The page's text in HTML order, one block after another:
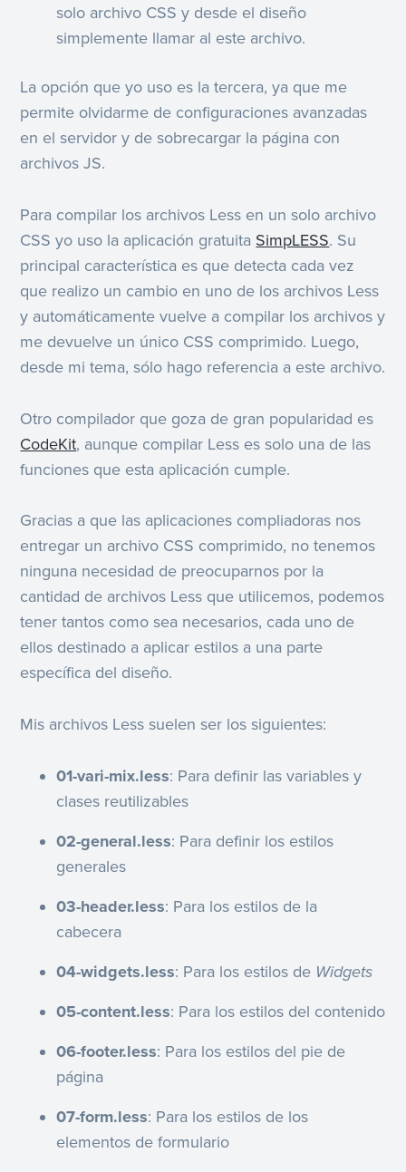
solo archivo CSS y desde el diseño
simplemente llamar al este archivo.
La opción que yo uso es la tercera, ya que me
permite olvidarme de configuraciones avanzadas
en el servidor y de sobrecargar la página con
archivos JS.
Para compilar los archivos Less en un solo archivo
CSS yo uso la aplicación gratuita SimpLESS. Su
principal característica es que detecta cada vez
que realizo un cambio en uno de los archivos Less
y automáticamente vuelve a compilar los archivos y
me devuelve un único CSS comprimido. Luego,
desde mi tema, sólo hago referencia a este archivo.
Otro compilador que goza de gran popularidad es
CodeKit, aunque compilar Less es solo una de las
funciones que esta aplicación cumple.
Gracias a que las aplicaciones compliadoras nos
entregar un archivo CSS comprimido, no tenemos
ninguna necesidad de preocuparnos por la
cantidad de archivos Less que utilicemos, podemos
tener tantos como sea necesarios, cada uno de
ellos destinado a aplicar estilos a una parte
específica del diseño.
Mis archivos Less suelen ser los siguientes:
01-vari-mix.less: Para definir las variables y
clases reutilizables
02-general.less: Para definir los estilos
generales
03-header.less: Para los estilos de la
cabecera
04-widgets.less: Para los estilos de Widgets
05-content.less: Para los estilos del contenido
06-footer.less: Para los estilos del pie de
página
07-form.less: Para los estilos de los
elementos de formulario